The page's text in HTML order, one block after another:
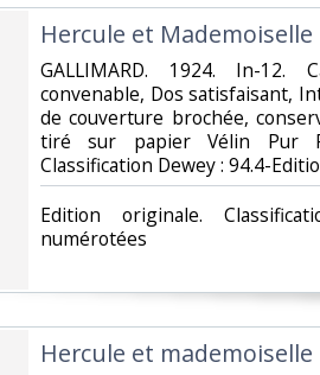
‎Hercule et Mademoiselle‎
‎GALLIMARD. 1924. In-12.
convenable, Dos satisfaisant,
de couverture brochée,
tiré sur papier Vélin Pur
Classification Dewey : 94.4-
‎Edition originale.
numérotées‎
‎Hercule et mademoiselle‎